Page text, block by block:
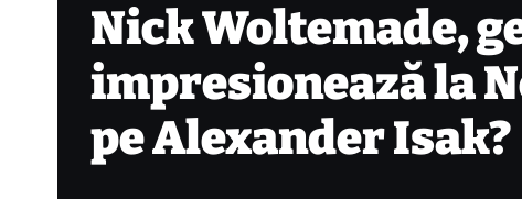
Nick Woltemade,
impresionează la
pe Alexander Isak?